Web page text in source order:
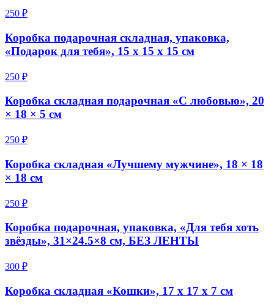
250 ₽
Коробка подарочная складная, упаковка,
«Подарок для тебя», 15 х 15 х 15 см
250 ₽
Коробка складная подарочная «С любовью», 20
× 18 × 5 см
250 ₽
Коробка складная «Лучшему мужчине», 18 × 18
× 18 см
250 ₽
Коробка подарочная, упаковка, «Для тебя хоть
звёзды», 31×24.5×8 см, БЕЗ ЛЕНТЫ
300 ₽
Коробка складная «Кошки», 17 х 17 х 7 см